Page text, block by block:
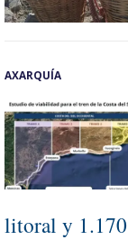
AXARQUÍA
litoral y